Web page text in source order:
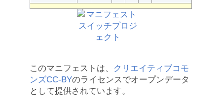
このマニフェストは、
クリエイティブコモ
ンズCC-BYのライセンスでオープンデータ
として提供されています。